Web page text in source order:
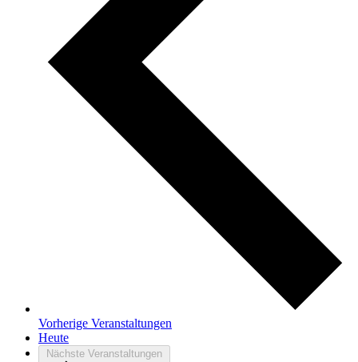
Vorherige Veranstaltungen
Heute
Nächste Veranstaltungen